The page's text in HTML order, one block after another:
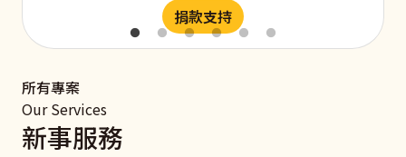
捐款支持
所有專案
Our Services
新事服務